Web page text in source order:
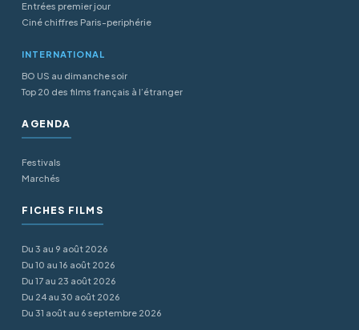
Entrées premier jour
Ciné chiffres Paris-periphérie
INTERNATIONAL
BO US au dimanche soir
Top 20 des films français à l’étranger
AGENDA
Festivals
Marchés
FICHES FILMS
Du 3 au 9 août 2026
Du 10 au 16 août 2026
Du 17 au 23 août 2026
Du 24 au 30 août 2026
Du 31 août au 6 septembre 2026